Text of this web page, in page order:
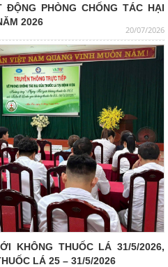
20/07/2026
ĐỘNG PHÒNG CHỐNG TÁC HẠI
2026
KHÔNG THUỐC LÁ 31/5/2026,
LÁ 25 – 31/5/2026